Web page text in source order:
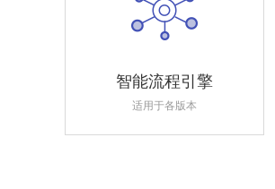
智能流程引擎
适用于各版本